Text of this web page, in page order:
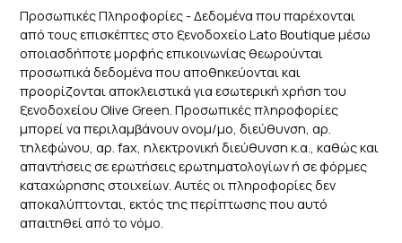
Προσωπικές Πληροφορίες - Δεδομένα που παρέχονται
από τους επισκέπτες στο ξενοδοχείο Lato Boutique μέσω
οποιασδήποτε μορφής επικοινωνίας θεωρούνται
προσωπικά δεδομένα που αποθηκεύονται και
προορίζονται αποκλειστικά για εσωτερική χρήση του
ξενοδοχείου Olive Green. Προσωπικές πληροφορίες
μπορεί να περιλαμβάνουν ονομ/μο, διεύθυνση, αρ.
τηλεφώνου, αρ. fax, ηλεκτρονική διεύθυνση κ.α., καθώς και
απαντήσεις σε ερωτήσεις ερωτηματολογίων ή σε φόρμες
καταχώρησης στοιχείων. Αυτές οι πληροφορίες δεν
αποκαλύπτονται, εκτός της περίπτωσης που αυτό
απαιτηθεί από το νόμο.